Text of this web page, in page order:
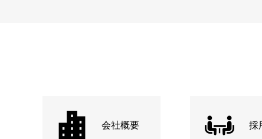
会社概要 採